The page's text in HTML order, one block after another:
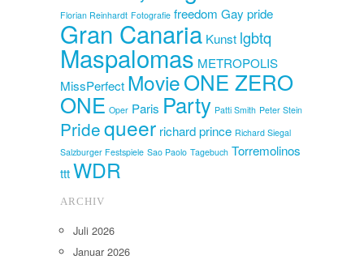
Florian Reinhardt Fotografie freedom Gay pride
Gran Canaria Kunst lgbtq
Maspalomas METROPOLIS
MissPerfect MovieONE ZERO
ONE Oper Paris Party Patti Smith Peter Stein
Pridequeer richard prince Richard Siegal
Salzburger Festspiele Sao Paolo Tagebuch Torremolinos
tttWDR
ARCHIV
Juli 2026
Januar 2026